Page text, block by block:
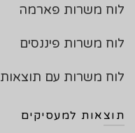
לוח משרות פארמה
לוח משרות פיננסים
לוח משרות עם תוצאות
תוצאות למעסיקים